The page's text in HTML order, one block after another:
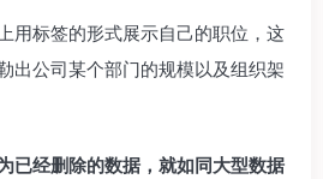
用标签的形式展示自己的职位，这
出公司某个部门的规模以及组织架
已经删除的数据，就如同大型数据